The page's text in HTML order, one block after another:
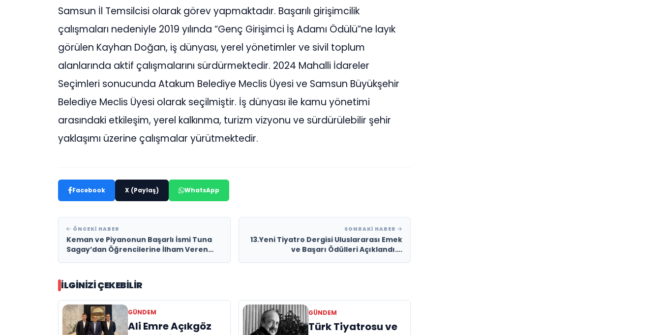
Samsun İl Temsilcisi olarak görev yapmaktadır. Başarılı girişimcilik
çalışmaları nedeniyle 2019 yılında “Genç Girişimci İş Adamı Ödülü”ne layık
görülen Kayhan Doğan, iş dünyası, yerel yönetimler ve sivil toplum
alanlarında aktif çalışmalarını sürdürmektedir. 2024 Mahalli İdareler
Seçimleri sonucunda Atakum Belediye Meclis Üyesi ve Samsun Büyükşehir
Belediye Meclis Üyesi olarak seçilmiştir. İş dünyası ile kamu yönetimi
arasındaki etkileşim, yerel kalkınma, turizm vizyonu ve sürdürülebilir şehir
yaklaşımı üzerine çalışmalar yürütmektedir.
Facebook X (Paylaş) WhatsApp
ÖNCEKI HABER
Keman ve Piyanonun Başarlı İsmi Tuna
Sagay’dan Öğrencilerine İlham Veren
SONRAKI HABER
13.Yeni Tiyatro Dergisi Uluslararası Emek
ve Başarı Ödülleri Açıklandı….
İLGINIZI ÇEKEBILIR
GÜNDEM
Ali Emre Açıkgöz
GÜNDEM
Türk Tiyatrosu ve